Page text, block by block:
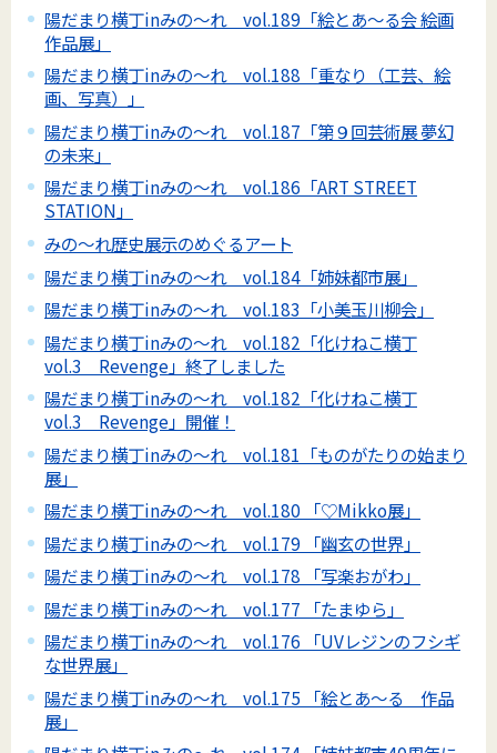
陽だまり横丁inみの～れ vol.189「絵とあ～る会 絵画
作品展」
陽だまり横丁inみの～れ vol.188「重なり（工芸、絵
画、写真）」
陽だまり横丁inみの～れ vol.187「第９回芸術展 夢幻
の未来」
陽だまり横丁inみの～れ vol.186「ART STREET
STATION」
みの～れ歴史展示のめぐるアート
陽だまり横丁inみの～れ vol.184「姉妹都市展」
陽だまり横丁inみの～れ vol.183「小美玉川柳会」
陽だまり横丁inみの～れ vol.182「化けねこ横丁
vol.3 Revenge」終了しました
陽だまり横丁inみの～れ vol.182「化けねこ横丁
vol.3 Revenge」開催！
陽だまり横丁inみの～れ vol.181「ものがたりの始まり
展」
陽だまり横丁inみの～れ vol.180 「♡Mikko展」
陽だまり横丁inみの～れ vol.179 「幽玄の世界」
陽だまり横丁inみの～れ vol.178 「写楽おがわ」
陽だまり横丁inみの～れ vol.177 「たまゆら」
陽だまり横丁inみの～れ vol.176 「UVレジンのフシギ
な世界展」
陽だまり横丁inみの～れ vol.175 「絵とあ～る 作品
展」